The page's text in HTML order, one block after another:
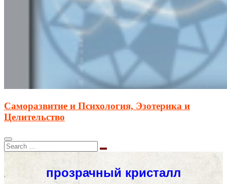
Саморазвитие и Психология, Эзотерика и
Целительство